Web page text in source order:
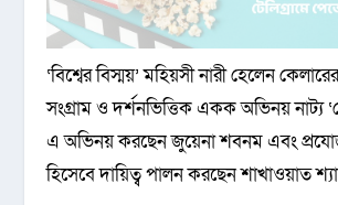
‘বিশ্বের বিস্ময়’ মহিয়সী নারী হেলেন
সংগ্রাম ও দর্শনভিত্তিক একক অভিনয় নাট্য
এ অভিনয় করছেন জুয়েনা শবনম এবং
হিসেবে দায়িত্ব পালন করছেন শাখাওয়াত